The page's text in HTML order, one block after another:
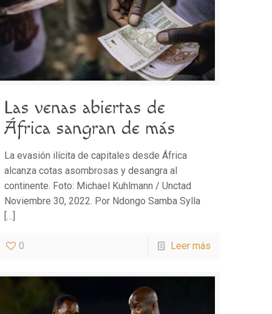
Las venas abiertas de
África sangran de más
La evasión ilícita de capitales desde África
alcanza cotas asombrosas y desangra al
continente. Foto: Michael Kuhlmann / Unctad
Noviembre 30, 2022. Por Ndongo Samba Sylla
[…]
0 Leer más